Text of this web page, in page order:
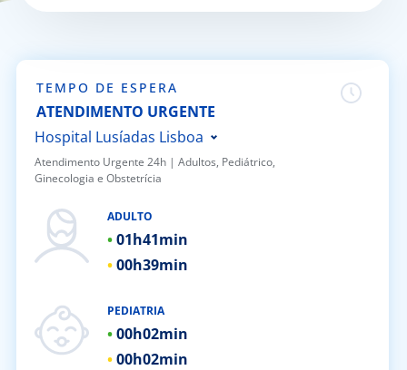
Sport
TEMPO DE ESPERA
ATENDIMENTO URGENTE
Hospital Lusíadas Lisboa
Hospital Lusíadas Porto
Hospital Lusíadas Braga
Hospital Lusíadas Amadora
Hospital Lusíadas Albufeira
Hospital Lusíadas Paços de
Ferreira
Atendimento Urgente 24h | ​Adultos, Pediátrico,
Ginecologia e Obstetrícia
ADULTO
01h41min
00h39min
PEDIATRIA
00h02min
00h02min